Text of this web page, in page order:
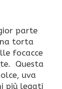
parte
torta
focacce
Questa
uva
più legati